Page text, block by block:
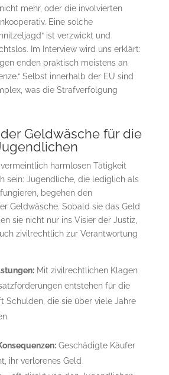
mehr, oder die involvierten
Eine solche
ist verzwickt und
Im Interview wird uns erklärt:
enden praktisch meistens an
Selbst innerhalb der EU sind
was die Strafverfolgung
Geldwäsche für die
harmlosen Tätigkeit
sein: Jugendliche, die lediglich als
fungieren, begehen den
Geldwäsche. Sobald sie das Geld
sie nicht nur ins Visier der Justiz,
zivilrechtlich zur Verantwortung
Mit zivilrechtlichen Klagen
entstehen für die
Schulden, die sie über viele Jahre
Geschädigte Käufer
ihr verlorenes Geld